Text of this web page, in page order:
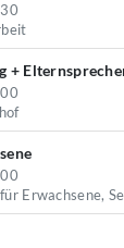
+
Erwachsene,